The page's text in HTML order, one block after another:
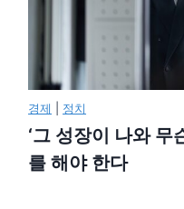
경제 정치
‘그 성장이 나와 무
를 해야 한다